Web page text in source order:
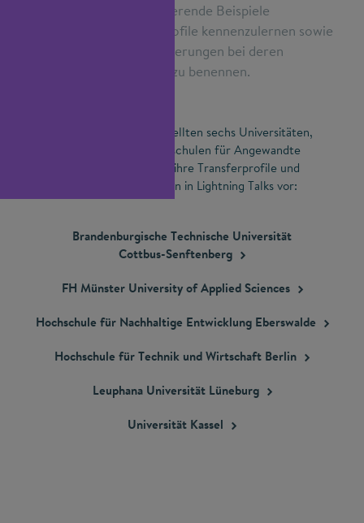
orientierende und inspirierende Beispiele
erfolgreicher Transferprofile kennenzulernen sowie
Chancen und Herausforderungen bei deren
Entwicklung transparent zu benennen.
stellten sechs Universitäten,
Fachhochschulen und Hochschulen für Angewandte
Wissenschaften beispielhaft ihre Transferprofile und
dahinter liegenden Strategien in Lightning Talks vor:
Brandenburgische Technische Universität
Cottbus-Senftenberg
FH Münster University of Applied Sciences
Hochschule für Nachhaltige Entwicklung Eberswalde
Hochschule für Technik und Wirtschaft Berlin
Leuphana Universität Lüneburg
Universität Kassel